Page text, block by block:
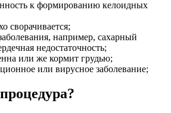
к формированию келоидных
сворачивается;
например, сахарный
недостаточность;
или же кормит грудью;
или вирусное заболевание;